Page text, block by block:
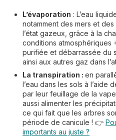
L’évaporation : L’eau
notamment des mers et
l’état gazeux, grâce à la
conditions atmosphériques
purifiée et débarrassée du
ainsi aux autres gaz dans
La transpiration : en
l’eau dans les sols à l’aide
par leur feuillage de la
aussi alimenter les
ce qui fait que les arbres
période de canicule ! 👉
importants au juste ?